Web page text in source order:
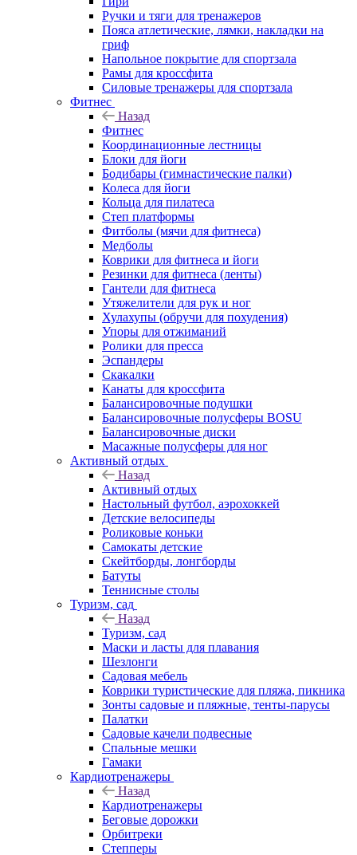
Ручки и тяги для тренажеров
Пояса атлетические, лямки, накладки на
гриф
Напольное покрытие для спортзала
Рамы для кроссфита
Силовые тренажеры для спортзала
Фитнес
Назад
Фитнес
Координационные лестницы
Блоки для йоги
Бодибары (гимнастические палки)
Колеса для йоги
Кольца для пилатеса
Степ платформы
Фитболы (мячи для фитнеса)
Медболы
Коврики для фитнеса и йоги
Резинки для фитнеса (ленты)
Гантели для фитнеса
Утяжелители для рук и ног
Хулахупы (обручи для похудения)
Упоры для отжиманий
Ролики для пресса
Эспандеры
Скакалки
Канаты для кроссфита
Балансировочные подушки
Балансировочные полусферы BOSU
Балансировочные диски
Масажные полусферы для ног
Активный отдых
Назад
Активный отдых
Настольный футбол, аэрохоккей
Детские велосипеды
Роликовые коньки
Самокаты детские
Скейтборды, лонгборды
Батуты
Теннисные столы
Туризм, сад
Назад
Туризм, сад
Маски и ласты для плавания
Шезлонги
Садовая мебель
Коврики туристические для пляжа, пикника
Зонты садовые и пляжные, тенты-парусы
Палатки
Садовые качели подвесные
Спальные мешки
Гамаки
Кардиотренажеры
Назад
Кардиотренажеры
Беговые дорожки
Орбитреки
Степперы